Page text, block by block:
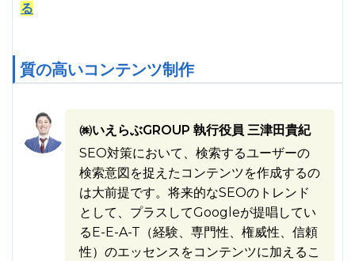
る
質の高いコンテンツ制作
㈱いえらぶGROUP 執行役員 三津田貴紀
SEO対策において、検索するユーザーの
検索意図を捉えたコンテンツを作成するの
は大前提です。将来的なSEOのトレンド
として、プラスしてGoogleが提唱してい
るE-E-A-T（経験、専門性、権威性、信頼
性）のエッセンスをコンテンツに加えるこ